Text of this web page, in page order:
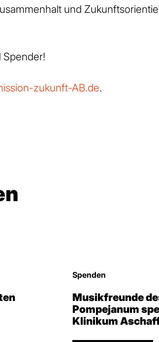
und
Spender!
zukunft-AB.de.
Spenden
Musikfreunde
Pompejanum
Klinikum